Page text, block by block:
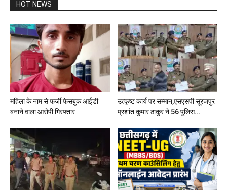
HOT NEWS
महिला के नाम से फर्जी फेसबुक आईडी
बनाने वाला आरोपी गिरफ्तार
उत्कृष्ट कार्य पर सम्मान,एसएसपी सूरजपुर
प्रशांत कुमार ठाकुर ने 56 पुलिस...